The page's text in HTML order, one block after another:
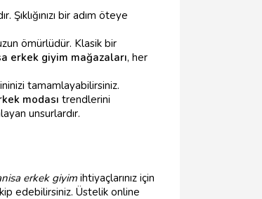
bir adım öteye
ömürlüdür. Klasik bir
erkek giyim mağazaları, her
tamamlayabilirsiniz.
modası trendlerini
unsurlardır.
erkek giyim ihtiyaçlarınız için
edebilirsiniz. Üstelik online